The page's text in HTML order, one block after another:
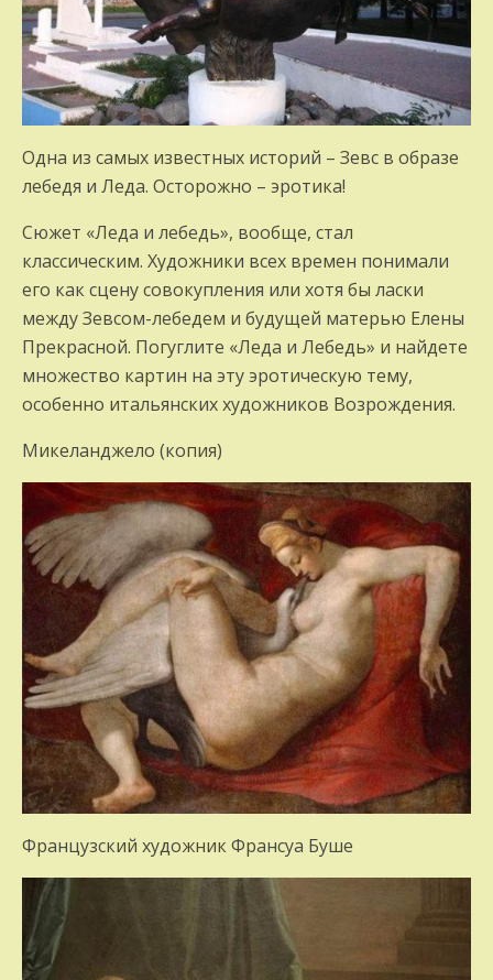
Одна из самых известных историй – Зевс в образе
лебедя и Леда. Осторожно – эротика!
Сюжет «Леда и лебедь», вообще, стал
классическим. Художники всех времен понимали
его как сцену совокупления или хотя бы ласки
между Зевсом-лебедем и будущей матерью Елены
Прекрасной. Погуглите «Леда и Лебедь» и найдете
множество картин на эту эротическую тему,
особенно итальянских художников Возрождения.
Микеланджело (копия)
Французский художник Франсуа Буше